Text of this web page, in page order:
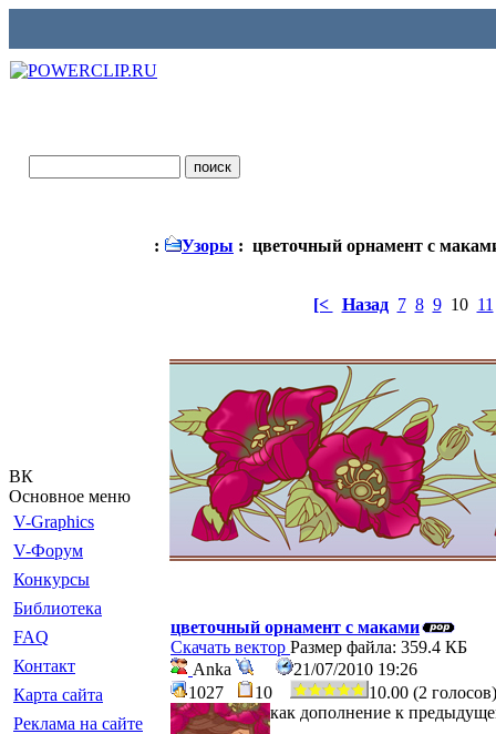
ВК
Основное меню
V-Graphics
V-Форум
Конкурсы
Библиотека
FAQ
Контакт
Карта сайта
Реклама на сайте
: Узоры : цветочный орнамент с
[< Назад 7 8 910 11
цветочный орнамент с маками
Скачать вектор Размер файла: 359.4 КБ
Anka
21/07/2010 19:26
1027
10
10.00 (2 голосов)
как дополнение к